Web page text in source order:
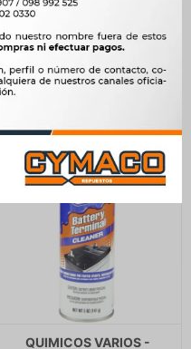
CAMION GUNK
$622 $ 637
$529
QUIMICOS VARIOS -